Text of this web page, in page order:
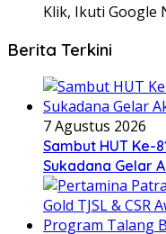
Klik, Ikuti Google
Berita Terkini
7 Agustus 2026
Sambut HUT Ke-
Sukadana Gelar